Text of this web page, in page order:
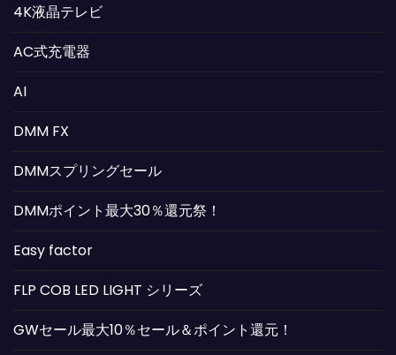
4K液晶テレビ
AC式充電器
AI
DMM FX
DMMスプリングセール
DMMポイント最大30％還元祭！
Easy factor
FLP COB LED LIGHT シリーズ
GWセール最大10％セール＆ポイント還元！